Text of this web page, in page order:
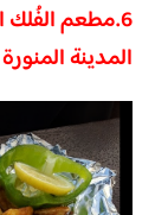
6.مطعم
المدينة المنورة